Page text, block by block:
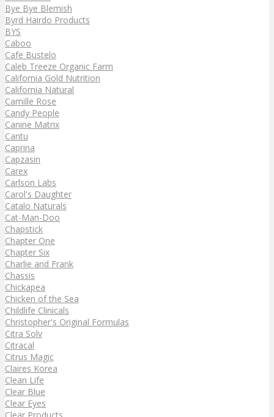
Bye Bye Blemish
Byrd Hairdo Products
BYS
Caboo
Cafe Bustelo
Caleb Treeze Organic Farm
California Gold Nutrition
California Natural
Camille Rose
Candy People
Canine Matrix
Cantu
Caprina
Capzasin
Carex
Carlson Labs
Carol's Daughter
Catalo Naturals
Cat-Man-Doo
Chapstick
Chapter One
Chapter Six
Charlie and Frank
Chassis
Chickapea
Chicken of the Sea
Childlife Clinicals
Christopher's Original Formulas
Citra Solv
Citracal
Citrus Magic
Claires Korea
Clean Life
Clear Blue
Clear Eyes